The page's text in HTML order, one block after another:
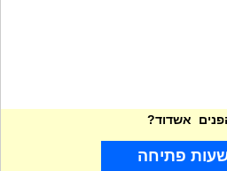
אשדוד?
פתיחה